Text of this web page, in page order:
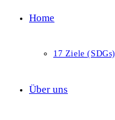
Home
17 Ziele (SDGs)
Über uns